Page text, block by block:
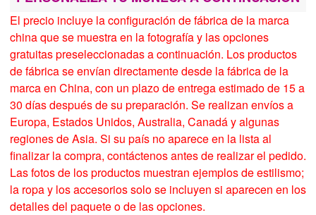
El precio incluye la configuración de fábrica de la marca
china que se muestra en la fotografía y las opciones
gratuitas preseleccionadas a continuación. Los productos
de fábrica se envían directamente desde la fábrica de la
marca en China, con un plazo de entrega estimado de 15 a
30 días después de su preparación. Se realizan envíos a
Europa, Estados Unidos, Australia, Canadá y algunas
regiones de Asia. Si su país no aparece en la lista al
finalizar la compra, contáctenos antes de realizar el pedido.
Las fotos de los productos muestran ejemplos de estilismo;
la ropa y los accesorios solo se incluyen si aparecen en los
detalles del paquete o de las opciones.